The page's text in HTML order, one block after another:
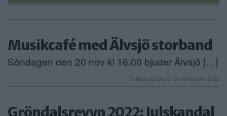
Musikcafé med Älvsjö storband
Söndagen den 20 nov kl 16.00 bjuder Älvsjö […]
Publicerad 14:07, 10 november 2022
Gröndalsrevyn 2022: Julskandal